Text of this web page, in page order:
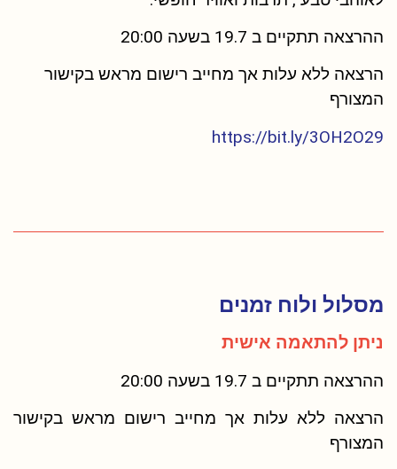
ההרצאה תתקיים ב 19.7 בשעה 20:00
הרצאה ללא עלות אך מחייב רישום מראש בקישור
המצורף
https://bit.ly/3OH2O29
מסלול ולוח זמנים
ניתן להתאמה אישית
ההרצאה תתקיים ב 19.7 בשעה 20:00
הרצאה ללא עלות אך מחייב רישום מראש בקישור
המצורף